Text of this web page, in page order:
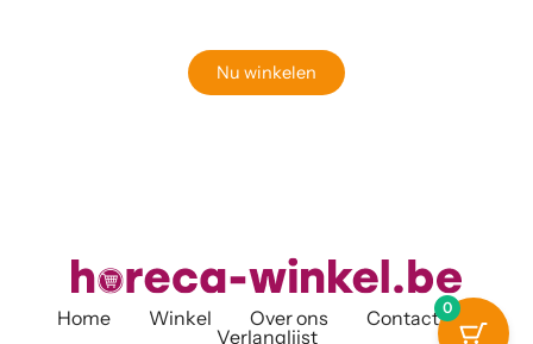
Nu winkelen
Home Winkel Over ons
Contact
Verlanglijst
0